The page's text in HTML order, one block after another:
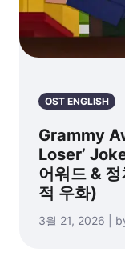
OST ENGLISH
Grammy
Loser’
어워드 & 정
적 우화)
3월 21, 2026 |